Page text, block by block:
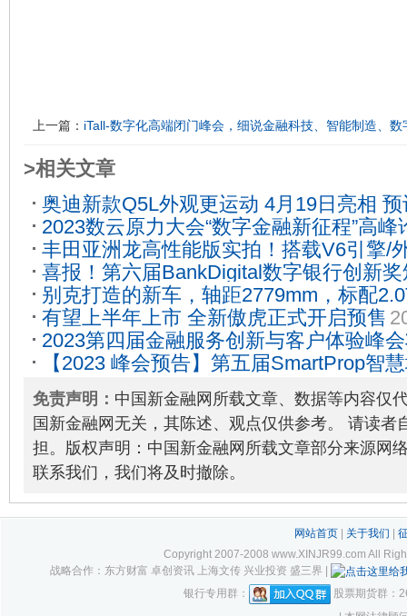
上一篇： iTall-数字化高端闭门峰会，细说金融科技、智能制造、数
>相关文章
奥迪新款Q5L外观更运动 4月19日亮相
04-09
2023数云原力大会“数字金融新征程”高
05-23
丰田亚洲龙高性能版实拍！搭载V6引擎/
08
喜报！第六届BankDigital数字银行创新
2023-05-26
别克打造的新车，轴距2779mm，标配
有望上半年上市 全新傲虎正式开启预售
2023第四届金融服务创新与客户体验峰
上海召开！2023-05-31
【2023 峰会预告】第五届SmartProp智
2023-05-26
免责声明： 中国新金融网所载文章、数据等内容仅
国新金融网无关，其陈述、观点仅供参考。 请读者
担。版权声明：中国新金融网所载文章部分来源网
联系我们，我们将及时撤除。
网站首页| 关于我们
Copyright 2007-2008 www.XINJR99.com All
战略合作：东方财富 卓创资讯 上海文传 兴业投资 盛三界 |
银行专用群：
股票期货群：